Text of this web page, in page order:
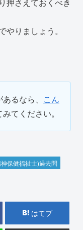
押さえておくべき
りましょう。
るなら、 こん
てください。
保健福祉士)過去問
はてブ